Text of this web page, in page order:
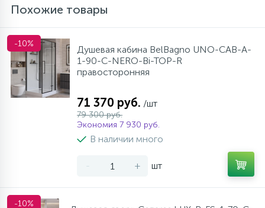
Похожие товары
-10%
Душевая кабина BelBagno UNO-CAB-A-
1-90-C-NERO-Bi-TOP-R
правосторонняя
71 370 руб. /шт
79 300 руб.
Экономия 7 930 руб.
В наличии много
- + шт
-10%